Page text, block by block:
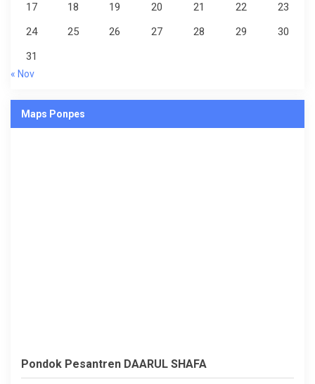
17
18 19 20 21 22
23
24
25 26 27 28 29
30
31
« Nov
Maps Ponpes
Pondok Pesantren DAARUL SHAFA